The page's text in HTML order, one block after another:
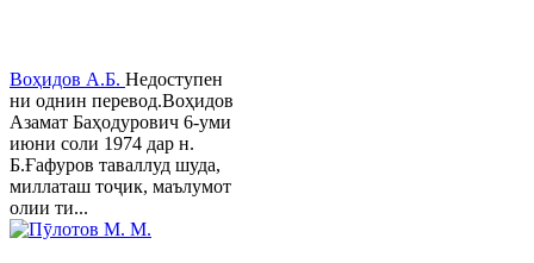
Воҳидов А.Б. Недоступен
ни однин перевод.Воҳидов
Азамат Баҳодурович 6-уми
июни соли 1974 дар н.
Б.Ғафуров таваллуд шуда,
миллаташ тоҷик, маълумот
олии ти...